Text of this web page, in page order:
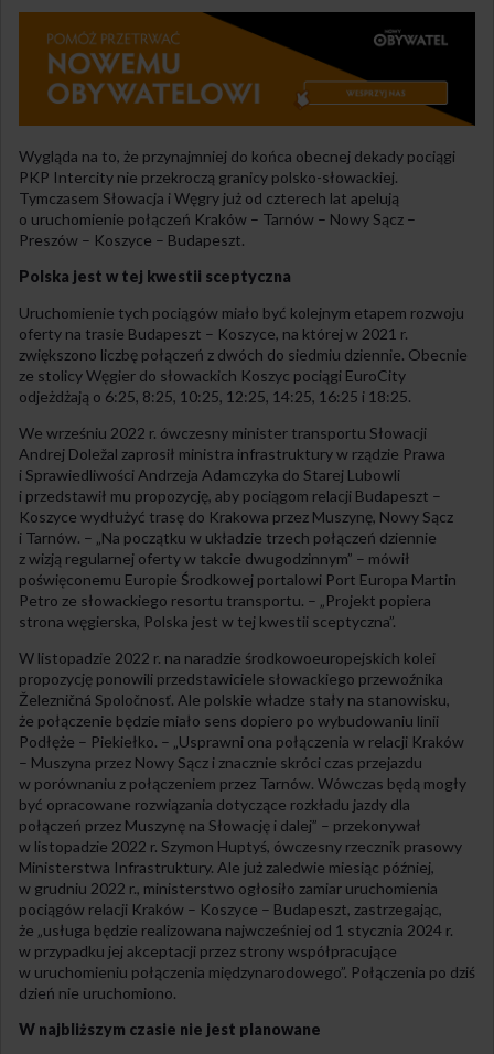
Wygląda na to, że przynajmniej do końca obecnej dekady pociągi
PKP Intercity nie przekroczą granicy polsko-słowackiej.
Tymczasem Słowacja i Węgry już od czterech lat apelują
o uruchomienie połączeń Kraków – Tarnów – Nowy Sącz –
Preszów – Koszyce – Budapeszt.
Polska jest w tej kwestii sceptyczna
Uruchomienie tych pociągów miało być kolejnym etapem rozwoju
oferty na trasie Budapeszt – Koszyce, na której w 2021 r.
zwiększono liczbę połączeń z dwóch do siedmiu dziennie. Obecnie
ze stolicy Węgier do słowackich Koszyc pociągi EuroCity
odjeżdżają o 6:25, 8:25, 10:25, 12:25, 14:25, 16:25 i 18:25.
We wrześniu 2022 r. ówczesny minister transportu Słowacji
Andrej Doležal zaprosił ministra infrastruktury w rządzie Prawa
i Sprawiedliwości Andrzeja Adamczyka do Starej Lubowli
i przedstawił mu propozycję, aby pociągom relacji Budapeszt –
Koszyce wydłużyć trasę do Krakowa przez Muszynę, Nowy Sącz
i Tarnów. – „Na początku w układzie trzech połączeń dziennie
z wizją regularnej oferty w takcie dwugodzinnym” – mówił
poświęconemu Europie Środkowej portalowi Port Europa Martin
Petro ze słowackiego resortu transportu. – „Projekt popiera
strona węgierska, Polska jest w tej kwestii sceptyczna”.
W listopadzie 2022 r. na naradzie środkowoeuropejskich kolei
propozycję ponowili przedstawiciele słowackiego przewoźnika
Železničná Spoločnosť. Ale polskie władze stały na stanowisku,
że połączenie będzie miało sens dopiero po wybudowaniu linii
Podłęże – Piekiełko. – „Usprawni ona połączenia w relacji Kraków
– Muszyna przez Nowy Sącz i znacznie skróci czas przejazdu
w porównaniu z połączeniem przez Tarnów. Wówczas będą mogły
być opracowane rozwiązania dotyczące rozkładu jazdy dla
połączeń przez Muszynę na Słowację i dalej” – przekonywał
w listopadzie 2022 r. Szymon Huptyś, ówczesny rzecznik prasowy
Ministerstwa Infrastruktury. Ale już zaledwie miesiąc później,
w grudniu 2022 r., ministerstwo ogłosiło zamiar uruchomienia
pociągów relacji Kraków – Koszyce – Budapeszt, zastrzegając,
że „usługa będzie realizowana najwcześniej od 1 stycznia 2024 r.
w przypadku jej akceptacji przez strony współpracujące
w uruchomieniu połączenia międzynarodowego”. Połączenia po dziś
dzień nie uruchomiono.
W najbliższym czasie nie jest planowane